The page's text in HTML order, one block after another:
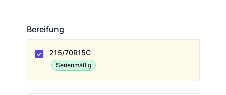
Bereifung
215/70R15C
Serienmäßig